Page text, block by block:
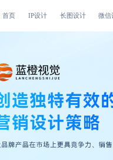
首页 IP设计 长图设计 微信